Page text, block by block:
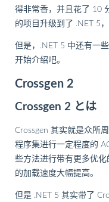
得非常香，并且花了 10
的项目升级到了 .NET 5，
但是，.NET 5 中还有一
开始介绍吧。
Crossgen 2
Crossgen 2 とは
Crossgen 其实就是众所
程序集进行一定程度的
些方法进行带有更多优
的加载速度大幅提高。
但是 .NET 5 其实带了